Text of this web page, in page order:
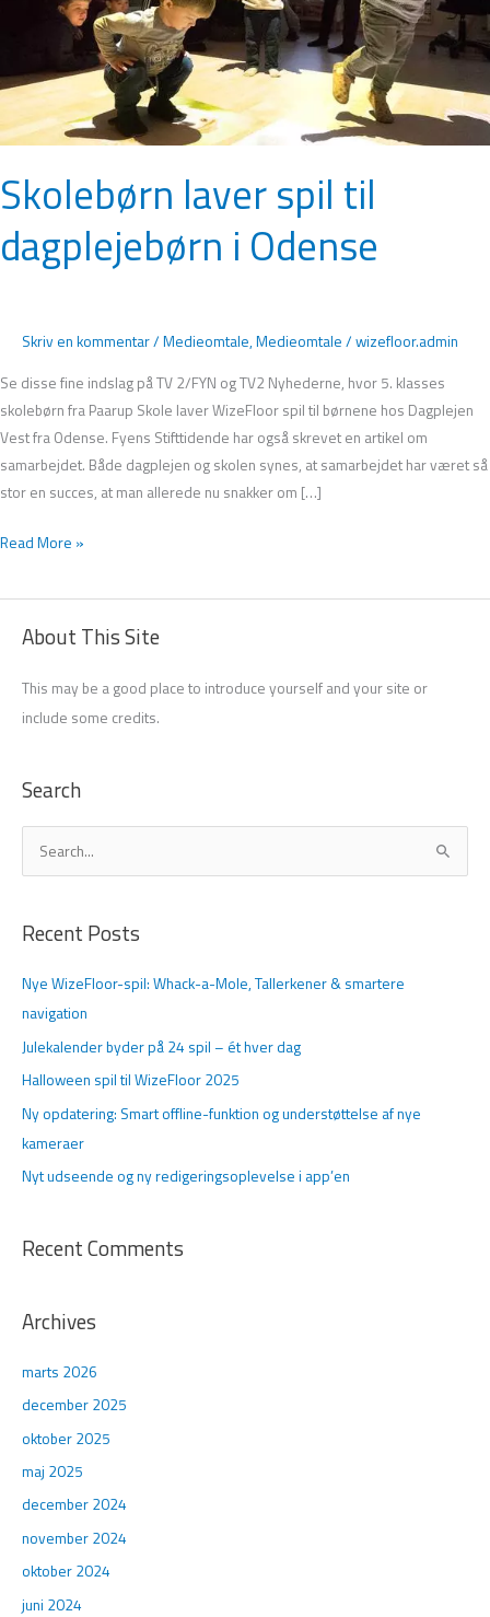
Skolebørn laver spil til
dagplejebørn i Odense
Skriv en kommentar/ Medieomtale, Medieomtale / wizefloor.admin
Se disse fine indslag på TV 2/FYN og TV2 Nyhederne, hvor 5. klasses
skolebørn fra Paarup Skole laver WizeFloor spil til børnene hos Dagplejen
Vest fra Odense. Fyens Stifttidende har også skrevet en artikel om
samarbejdet. Både dagplejen og skolen synes, at samarbejdet har været så
stor en succes, at man allerede nu snakker om […]
Read More »
About This Site
This may be a good place to introduce yourself and your site or
include some credits.
Search
ø
e
r
:
Recent Posts
Nye WizeFloor-spil: Whack-a-Mole, Tallerkener & smartere
navigation
Julekalender byder på 24 spil – ét hver dag
Halloween spil til WizeFloor 2025
Ny opdatering: Smart offline-funktion og understøttelse af nye
kameraer
Nyt udseende og ny redigeringsoplevelse i app’en
Recent Comments
Archives
marts 2026
december 2025
oktober 2025
maj 2025
december 2024
november 2024
oktober 2024
juni 2024